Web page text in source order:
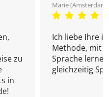
zu
in
Marie
Ich liebe Ihre
Methode, mit
Sprache
gleichzeitig